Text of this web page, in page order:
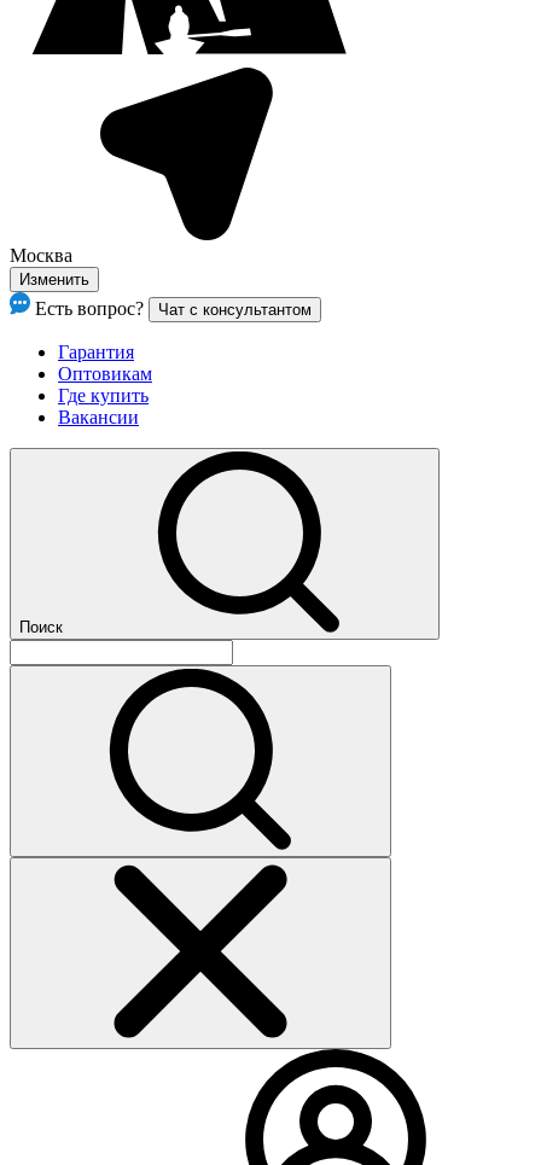
Москва
Изменить
Есть вопрос? Чат с консультантом
Гарантия
Оптовикам
Где купить
Вакансии
Поиск